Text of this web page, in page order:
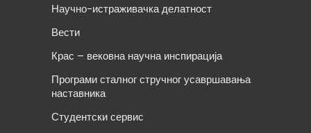
Научно-истраживачка делатност
Вести
Крас – вековна научна инспирација
Програми сталног стручног усавршавања
наставника
Студентски сервис